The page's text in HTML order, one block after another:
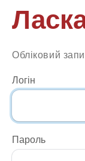
Обліковий
Логін
Пароль